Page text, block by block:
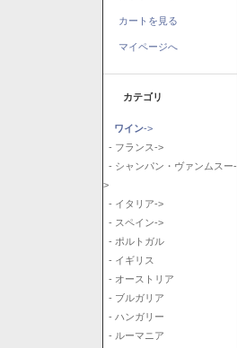
カートを見る
マイページへ
カテゴリ
ワイン->
- フランス->
- シャンパン・ヴァンムスー-
>
- イタリア->
- スペイン->
- ポルトガル
- イギリス
- オーストリア
- ブルガリア
- ハンガリー
- ルーマニア